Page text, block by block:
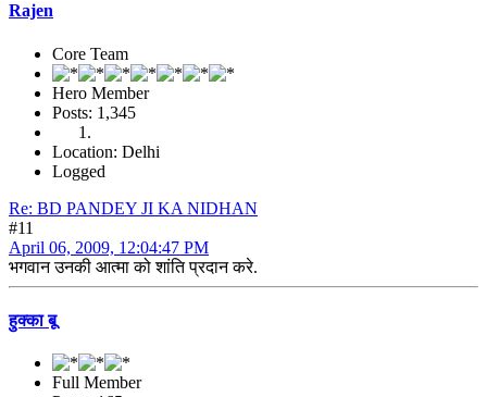
Rajen
Core Team
Hero Member
Posts: 1,345
Location: Delhi
Logged
Re: BD PANDEY JI KA NIDHAN
#11
April 06, 2009, 12:04:47 PM
भगवान उनकी आत्मा को शांति प्रदान करे.
हुक्का बू
Full Member